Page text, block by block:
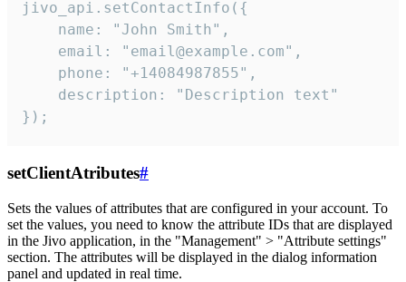
jivo_api.setContactInfo({
    name: "John Smith",
    email: "email@example.com",
    phone: "+14084987855",
    description: "Description text"
});
setClientAtributes#
Sets the values ​​of attributes that are configured in your account. To
set the values, you need to know the attribute IDs that are displayed
in the Jivo application, in the "Management" > "Attribute settings"
section. The attributes will be displayed in the dialog information
panel and updated in real time.